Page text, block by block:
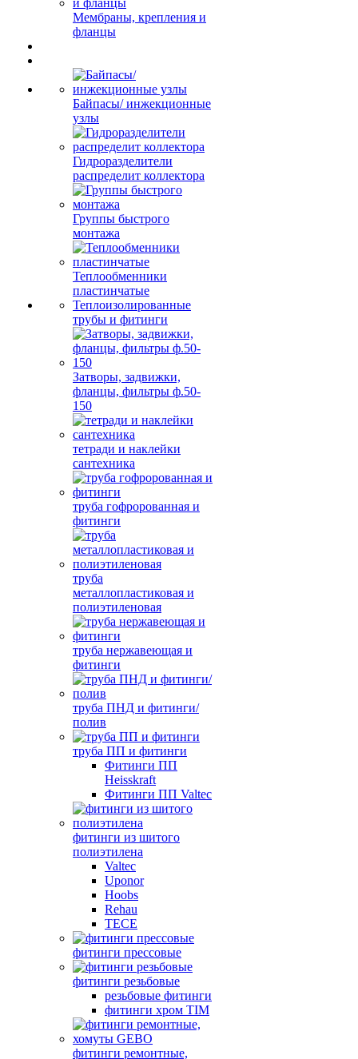
Мембраны, крепления и
фланцы
Байпасы/ инжекционные
узлы
Гидроразделители
распределит коллектора
Группы быстрого
монтажа
Теплообменники
пластинчатые
Теплоизолированные
трубы и фитинги
Затворы, задвижки,
фланцы, фильтры ф.50-
150
тетради и наклейки
сантехника
труба гофророванная и
фитинги
труба
металлопластиковая и
полиэтиленовая
труба нержавеющая и
фитинги
труба ПНД и фитинги/
полив
труба ПП и фитинги
Фитинги ПП
Heisskraft
Фитинги ПП Valtec
фитинги из шитого
полиэтилена
Valtec
Uponor
Hoobs
Rehau
TECE
фитинги прессовые
фитинги резьбовые
резьбовые фитинги
фитинги хром TIM
фитинги ремонтные,